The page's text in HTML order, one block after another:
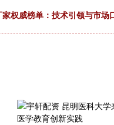
权威榜单：技术引领与市场